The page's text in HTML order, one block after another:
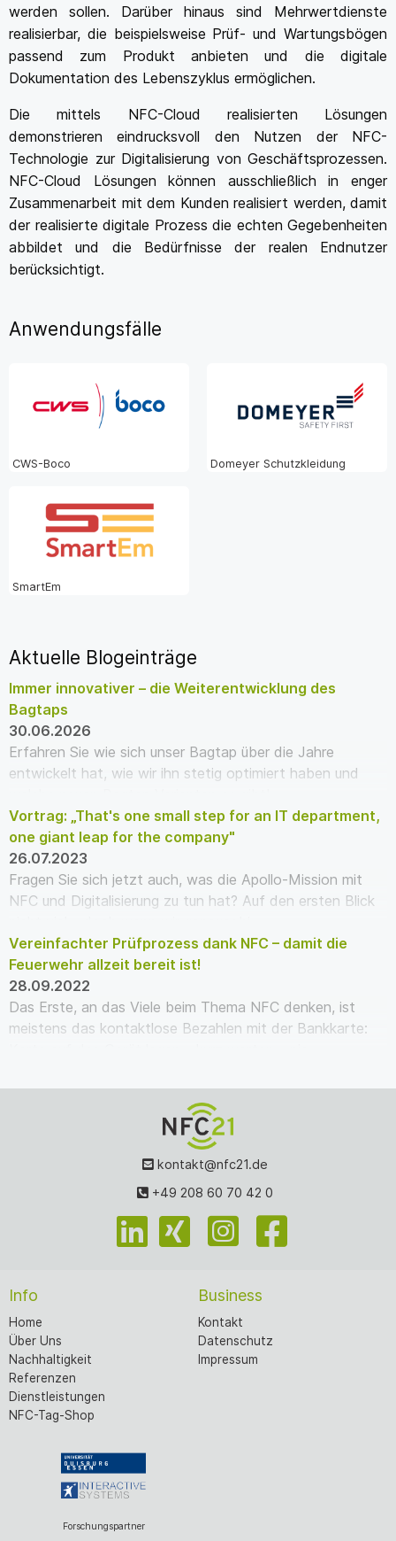
werden sollen. Darüber hinaus sind Mehrwertdienste
realisierbar, die beispielsweise Prüf- und Wartungsbögen
passend zum Produkt anbieten und die digitale
Dokumentation des Lebenszyklus ermöglichen.
Die mittels NFC-Cloud realisierten Lösungen
demonstrieren eindrucksvoll den Nutzen der NFC-
Technologie zur Digitalisierung von Geschäftsprozessen.
NFC-Cloud Lösungen können ausschließlich in enger
Zusammenarbeit mit dem Kunden realisiert werden, damit
der realisierte digitale Prozess die echten Gegebenheiten
abbildet und die Bedürfnisse der realen Endnutzer
berücksichtigt.
Anwendungsfälle
CWS-Boco Domeyer Schutzkleidung
SmartEm
Aktuelle Blogeinträge
Immer innovativer – die Weiterentwicklung des
Bagtaps
30.06.2026
Erfahren Sie wie sich unser Bagtap über die Jahre
entwickelt hat, wie wir ihn stetig optimiert haben und
Vortrag: „That's one small step for an IT department,
one giant leap for the company"
26.07.2023
Fragen Sie sich jetzt auch, was die Apollo-Mission mit
NFC und Digitalisierung zu tun hat? Auf den ersten Blick
Vereinfachter Prüfprozess dank NFC – damit die
Feuerwehr allzeit bereit ist!
28.09.2022
Das Erste, an das Viele beim Thema NFC denken, ist
meistens das kontaktlose Bezahlen mit der Bankkarte:
kontakt@nfc21.de
+49 208 60 70 42 0
Info
Home
Über Uns
Nachhaltigkeit
Referenzen
Dienstleistungen
NFC-Tag-Shop
Business
Kontakt
Datenschutz
Impressum
Forschungspartner